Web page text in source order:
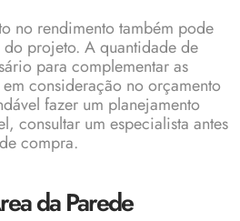
no rendimento também pode
projeto. A quantidade de
para complementar as
consideração no orçamento
fazer um planejamento
consultar um especialista antes
compra.
da Parede